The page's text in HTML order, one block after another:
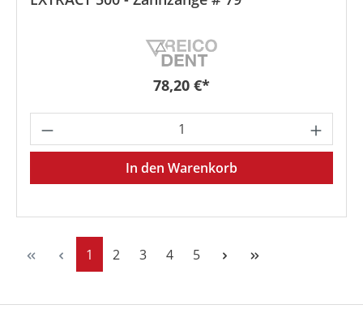
Regulärer Preis:
78,20 €*
Produkt Anzahl: Gib den
In den Warenkorb
Seite
1 Seite
2 Seite
3 Seite
4 Seite
5